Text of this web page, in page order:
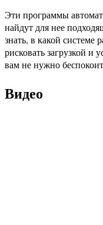
Эти программы
найдут для нее
знать, в какой
рисковать загрузкой и
вам не нужно
Видео